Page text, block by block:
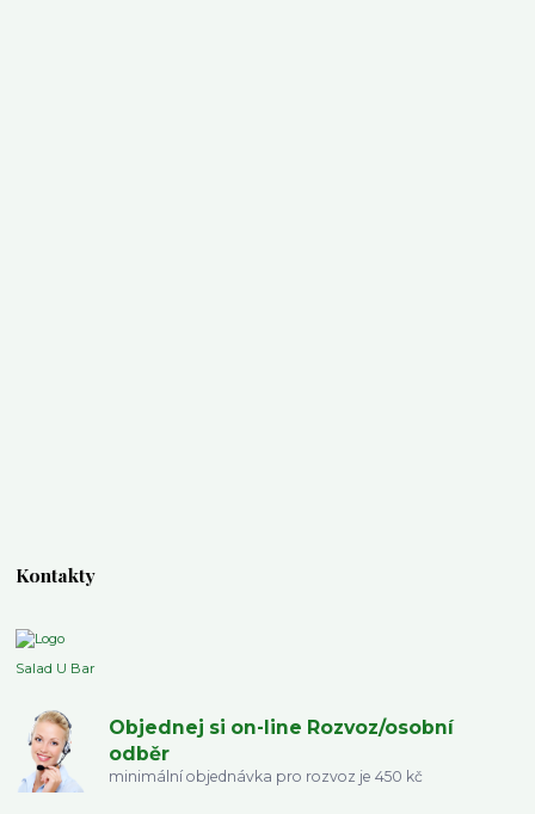
Kontakty
Salad U Bar
Objednej si on-line Rozvoz/osobní
odběr
minimální objednávka pro rozvoz je 450 kč